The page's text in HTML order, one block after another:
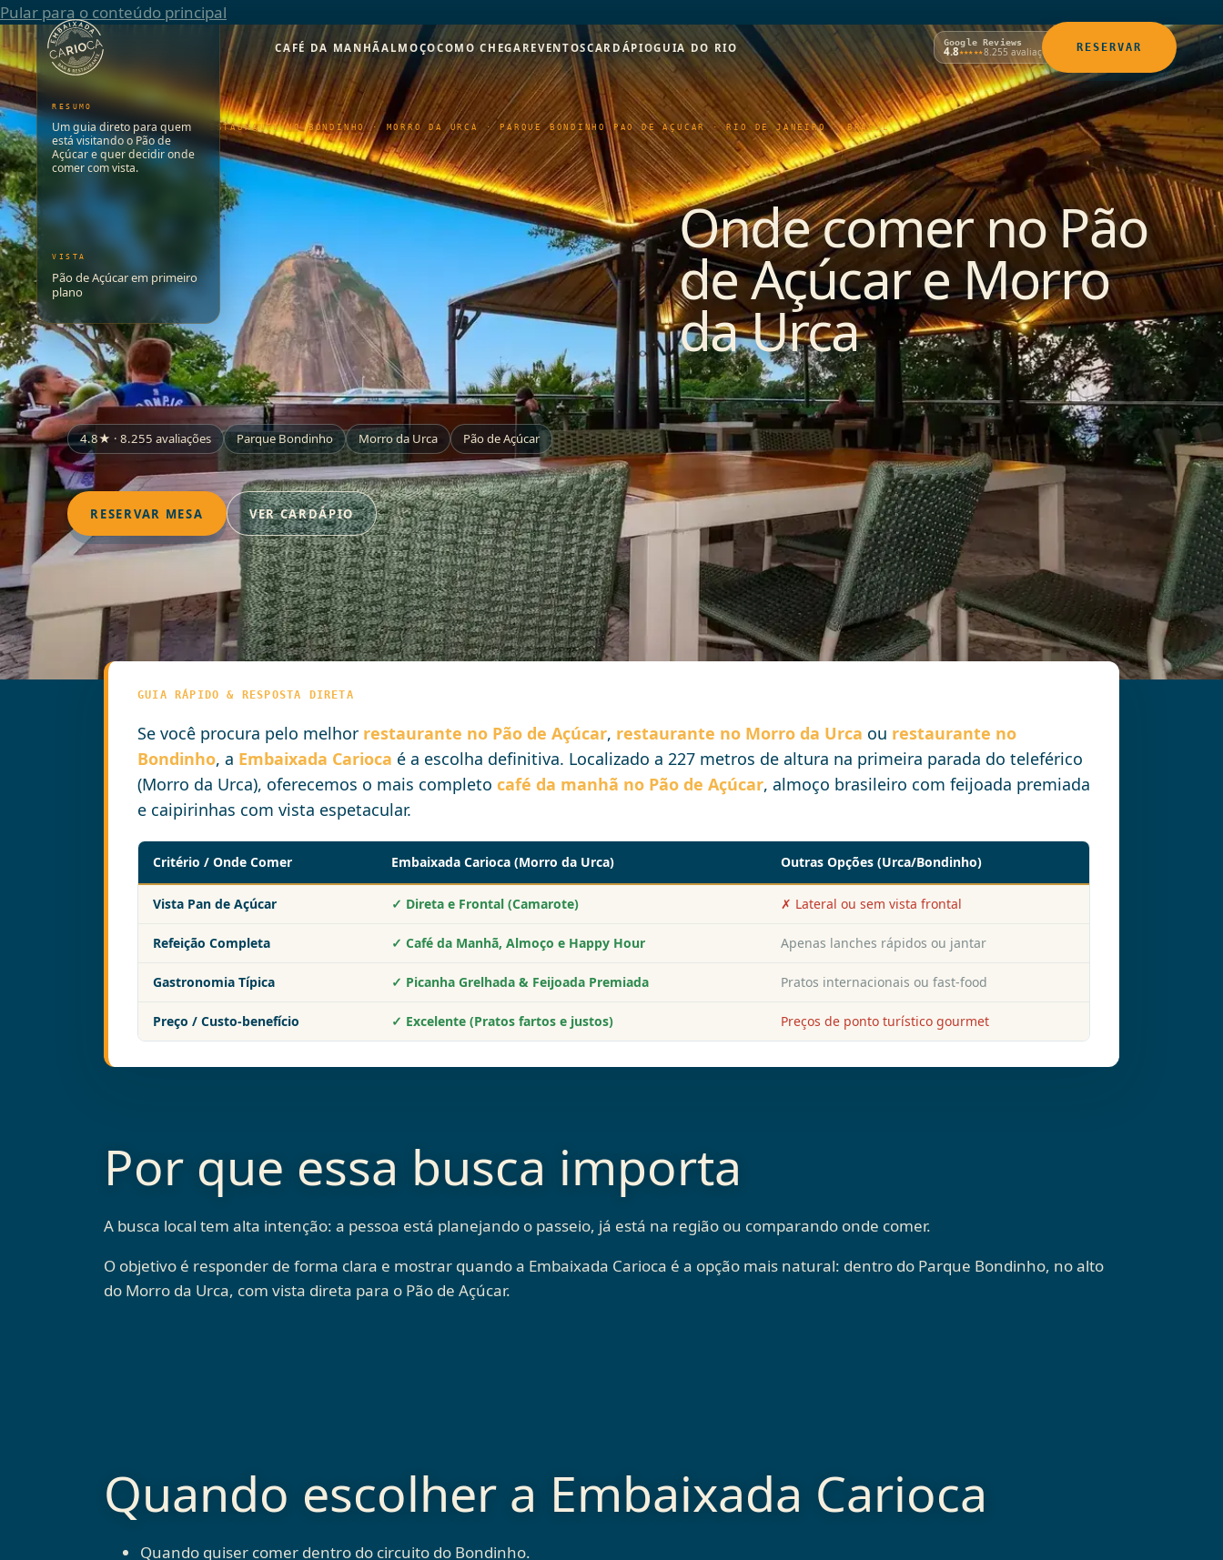
Pular para o conteúdo principal
CAFÉ DA MANHÃALMOÇOCOMO CHEGAR EVENTOSCARDÁPIOGUIA DO RIO Google Reviews
4.8★★★★★8.255 avaliações RESERVAR
RESTAURANTE NO BONDINHO · MORRO DA URCA · PARQUE BONDINHO PÃO DE AÇÚCAR · RIO DE JANEIRO · BRASIL
Onde comer no Pão
de Açúcar e Morro
da Urca
4.8★ · 8.255 avaliações Parque Bondinho Morro da Urca Pão de Açúcar
RESERVAR MESA VER CARDÁPIO
Por do sol às 17h44
RESUMO
Um guia direto para quem
está visitando o Pão de
Açúcar e quer decidir onde
comer com vista.
VISTA
Pão de Açúcar em primeiro
plano
A reserva no restaurante não inclui o ingresso do Parque Bondinho. Para subir de bondinho, compre o ingresso do parque separadamente.
GUIA RÁPIDO & RESPOSTA DIRETA
Se você procura pelo melhor restaurante no Pão de Açúcar, restaurante no Morro da Urca ou restaurante no
Bondinho, a Embaixada Carioca é a escolha definitiva. Localizado a 227 metros de altura na primeira parada do teleférico
(Morro da Urca), oferecemos o mais completo café da manhã no Pão de Açúcar, almoço brasileiro com feijoada premiada
e caipirinhas com vista espetacular.
Critério / Onde Comer Embaixada Carioca (Morro da Urca) Outras Opções (Urca/Bondinho)
Vista Pan de Açúcar ✓ Direta e Frontal (Camarote) ✗ Lateral ou sem vista frontal
Refeição Completa ✓ Café da Manhã, Almoço e Happy Hour Apenas lanches rápidos ou jantar
Gastronomia Típica ✓ Picanha Grelhada & Feijoada Premiada Pratos internacionais ou fast-food
Preço / Custo-benefício ✓ Excelente (Pratos fartos e justos) Preços de ponto turístico gourmet
Por que essa busca importa
A busca local tem alta intenção: a pessoa está planejando o passeio, já está na região ou comparando onde comer.
O objetivo é responder de forma clara e mostrar quando a Embaixada Carioca é a opção mais natural: dentro do Parque Bondinho, no alto
do Morro da Urca, com vista direta para o Pão de Açúcar.
Quando escolher a Embaixada Carioca
Quando quiser comer dentro do circuito do Bondinho.